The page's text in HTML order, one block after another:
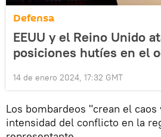
Defensa
EEUU y el Reino Unido
posiciones hutíes en el
14 de enero 2024, 17:32 GMT
Los bombardeos "crean el caos
intensidad del conflicto en la